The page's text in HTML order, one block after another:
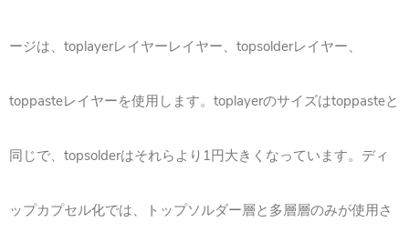
ージは、toplayerレイヤーレイヤー、topsolderレイヤー、
toppasteレイヤーを使用します。toplayerのサイズはtoppasteと
同じで、topsolderはそれらより1円大きくなっています。ディ
ップカプセル化では、トップソルダー層と多層層のみが使用さ